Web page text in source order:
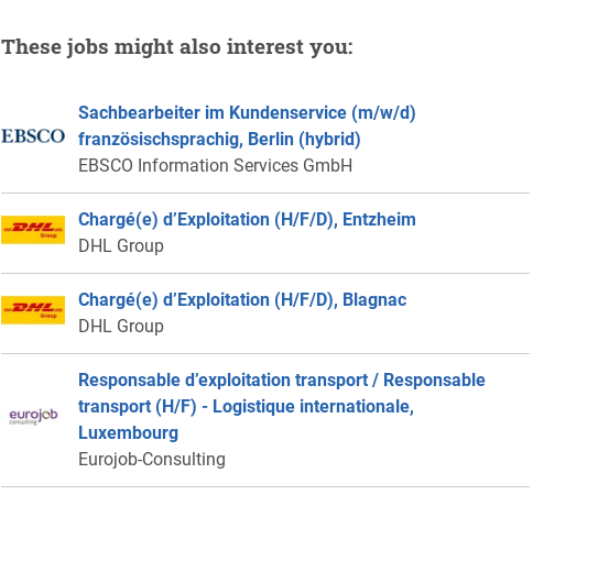
These jobs might also interest you:
Sachbearbeiter im Kundenservice (m/w/d)
französischsprachig, Berlin (hybrid)
EBSCO Information Services GmbH
Chargé(e) d’Exploitation (H/F/D), Entzheim
DHL Group
Chargé(e) d’Exploitation (H/F/D), Blagnac
DHL Group
Responsable d’exploitation transport / Responsable
transport (H/F) - Logistique internationale,
Luxembourg
Eurojob-Consulting